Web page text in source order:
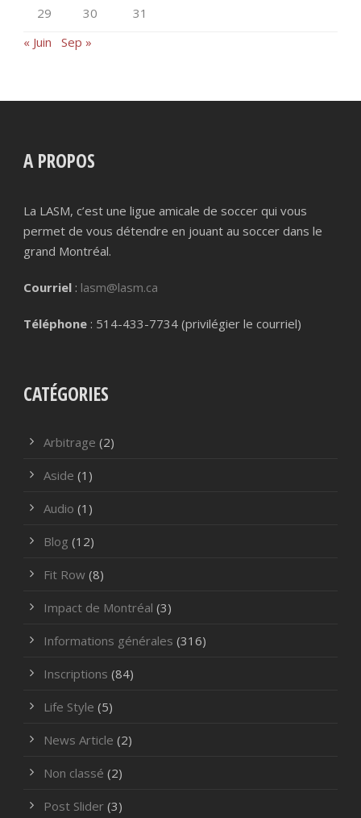
29 30
31
« Juin
Sep »
A PROPOS
La LASM, c’est une ligue amicale de soccer qui vous
permet de vous détendre en jouant au soccer dans le
grand Montréal.
Courriel : lasm@lasm.ca
Téléphone : 514-433-7734 (privilégier le courriel)
CATÉGORIES
Arbitrage (2)
Aside (1)
Audio (1)
Blog (12)
Fit Row (8)
Impact de Montréal (3)
Informations générales (316)
Inscriptions (84)
Life Style (5)
News Article (2)
Non classé (2)
Post Slider (3)